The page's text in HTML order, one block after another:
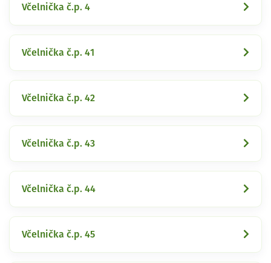
Včelnička č.p. 4
Včelnička č.p. 41
Včelnička č.p. 42
Včelnička č.p. 43
Včelnička č.p. 44
Včelnička č.p. 45